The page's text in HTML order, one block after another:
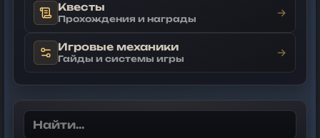
Квесты
Прохождения и награды →
Игровые механики
Гайды и системы игры →